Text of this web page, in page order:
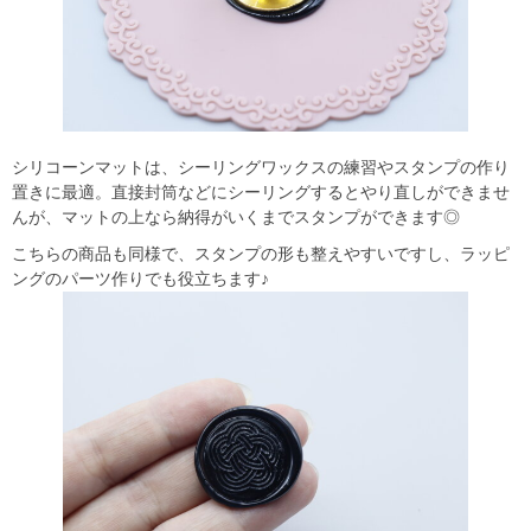
シリコーンマットは、シーリングワックスの練習やスタンプの作り
置きに最適。直接封筒などにシーリングするとやり直しができませ
んが、マットの上なら納得がいくまでスタンプができます◎
こちらの商品も同様で、スタンプの形も整えやすいですし、ラッピ
ングのパーツ作りでも役立ちます♪